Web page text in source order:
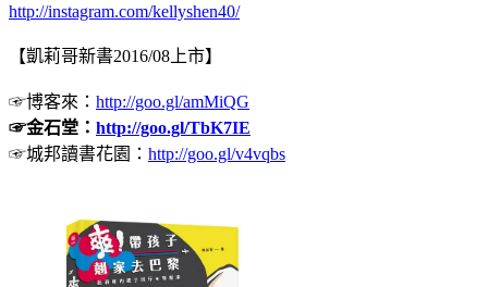
http://instagram.com/kellyshen40/
【凱莉哥新書2016/08上市】
☞博客來： http://goo.gl/amMiQG
☞金石堂： http://goo.gl/TbK7IE
☞城邦讀書花園： http://goo.gl/v4vqbs